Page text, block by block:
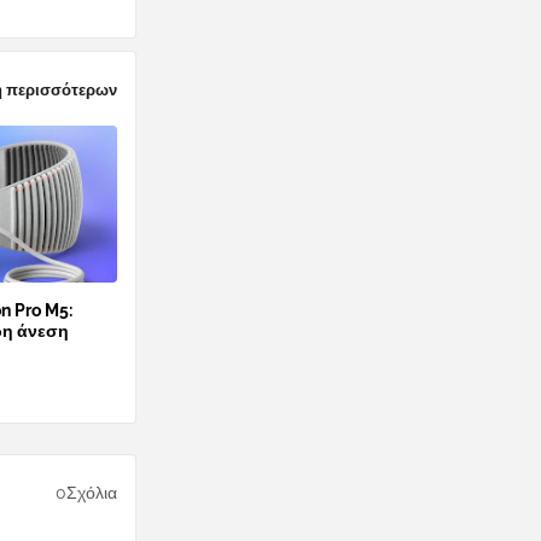
περισσότερων
Pro M5:
άνεση
0Σχόλια